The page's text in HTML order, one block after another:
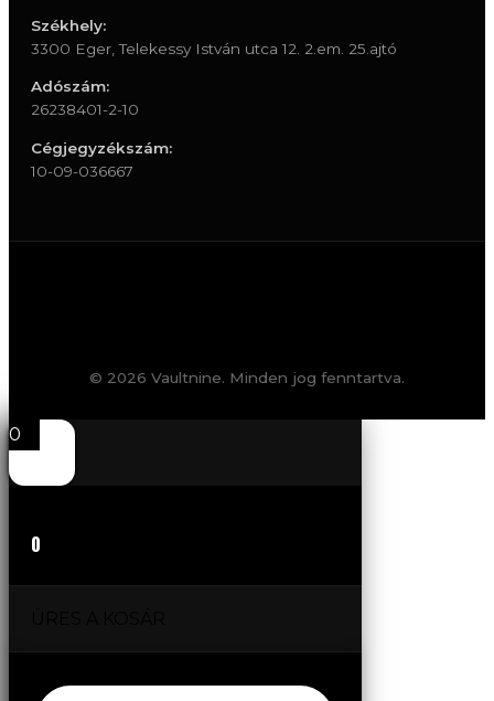
Székhely:
3300 Eger, Telekessy István utca 12. 2.em. 25.ajtó
Adószám:
26238401-2-10
Cégjegyzékszám:
10-09-036667
© 2026 Vaultnine. Minden jog fenntartva.
0
0